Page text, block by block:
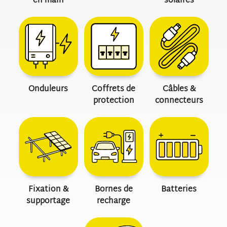
protection (échafaudages ou harnais) car la sécurité des
travailleurs est le reflet du sérieux de l’entreprise.
Vient ensuite la phase de toiture : les techniciens déposent les
tuiles aux endroits stratégiques pour fixer les crochets de
fixation directement sur les chevrons de la charpente. C’est
une étape de bon sens qui garantit que le poids des panneaux
est réparti sur la structure solide de la maison, et non sur la
Une fois les rails posés et l’étanchéité vérifiée, les panneaux
sont fixés et câblés. C’est à ce moment que la cohérence du
système est vérifiée.
Les câbles sont attachés sous les panneaux pour ne pas
traîner sur les tuiles, évitant ainsi l’usure par frottement ou
l’accumulation de débris.
La partie électrique se poursuit ensuite à l’intérieur de la
maison. L’installateur raccorde le coffret de protection AC
Onduleurs Coffrets de
protection
Câbles &
connecteurs
Fixation &
supportage
Bornes de
recharge
Batteries